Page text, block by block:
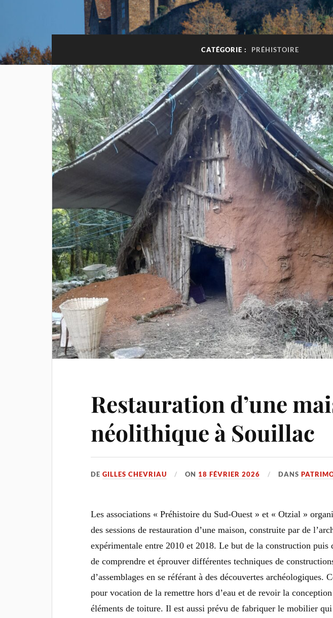
CATÉGORIE : PRÉHISTOIRE
Restauration d’une
néolithique à Souillac
DEGILLES CHEVRIAU ON 18 FÉVRIER 2026 DANS
Les associations « Préhistoire du Sud-Ouest » et « Otzial »
des sessions de restauration d’une maison, construite par de
expérimentale entre 2010 et 2018. Le but de la construction puis
de comprendre et éprouver différentes techniques de
d’assemblages en se référant à des découvertes archéologiques.
pour vocation de la remettre hors d’eau et de revoir la
éléments de toiture. Il est aussi prévu de fabriquer le mobilier